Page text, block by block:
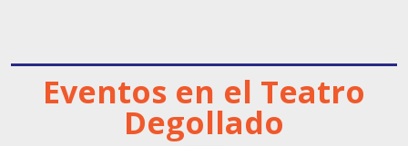
Eventos en el Teatro
Degollado